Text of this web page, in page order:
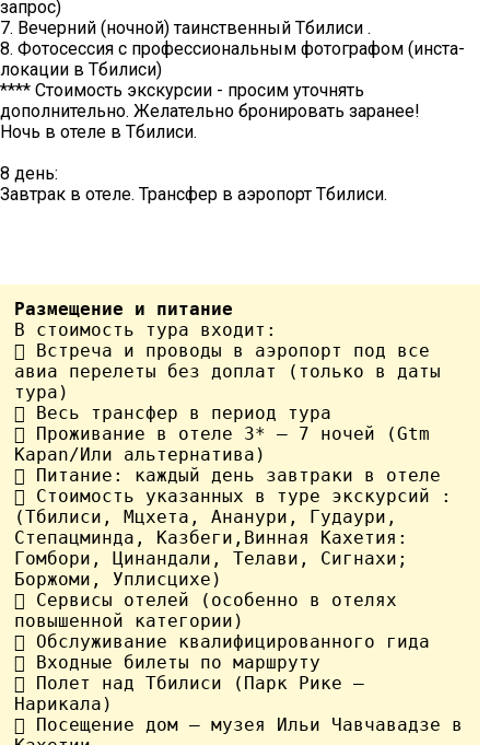
запрос)
7. Вечерний (ночной) таинственный Тбилиси .
8. Фотосессия с профессиональным фотографом (инста-
локации в Тбилиси)
**** Стоимость экскурсии - просим уточнять
дополнительно. Желательно бронировать заранее!
Ночь в отеле в Тбилиси.
8 день:
Завтрак в отеле. Трансфер в аэропорт Тбилиси.
Размещение и питание
В стоимость тура входит:
 Встреча и проводы в аэропорт под все
авиа перелеты без доплат (только в даты
тура)
 Весь трансфер в период тура
 Проживание в отеле 3* – 7 ночей (Gtm
Кapan/Или альтернатива)
 Питание: каждый день завтраки в отеле
 Стоимость указанных в туре экскурсий :
(Тбилиси, Мцхета, Ананури, Гудаури,
Степацминда, Казбеги,Винная Кахетия:
Гомбори, Цинандали, Телави, Сигнахи;
Боржоми, Уплисцихе)
 Сервисы отелей (особенно в отелях
повышенной категории)
 Обслуживание квалифицированного гида
 Входные билеты по маршруту
 Полет над Тбилиси (Парк Рике –
Нарикала)
 Посещение дом – музея Ильи Чавчавадзе в